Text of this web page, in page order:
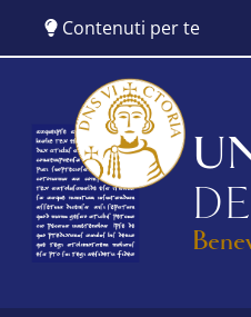
contenuto
Contenuti per te